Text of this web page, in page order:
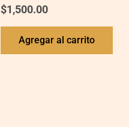
$1,500.00
Agregar al carrito